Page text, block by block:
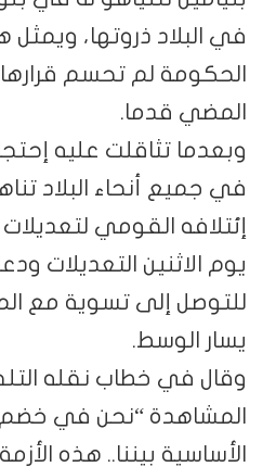
في البلاد ذروتها،
الحكومة لم تحسم
المضي قدما.
وبعدما تثاقلت عليه
في جميع أنحاء البلاد
إئتلافه القومي لتعديلات
يوم الاثنين التعديلات
للتوصل إلى تسوية مع
يسار الوسط.
وقال في خطاب نقله
المشاهدة “نحن في خضم
الأساسية بيننا.. هذه